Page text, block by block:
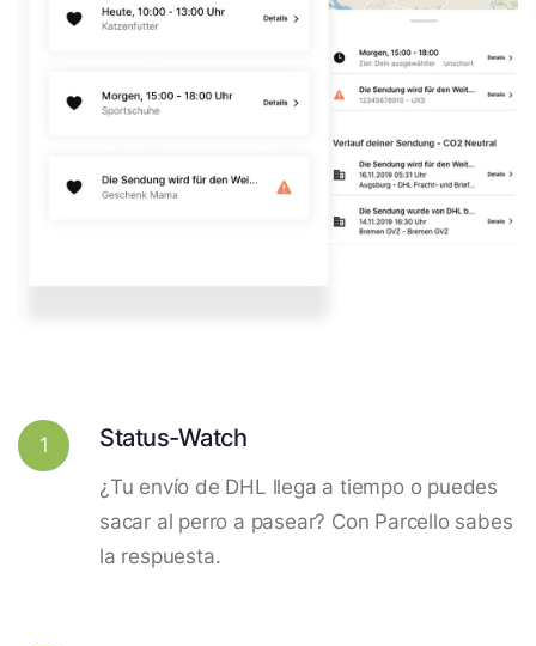
1 Status-Watch
¿Tu envío de DHL llega a tiempo o puedes
sacar al perro a pasear? Con Parcello sabes
la respuesta.